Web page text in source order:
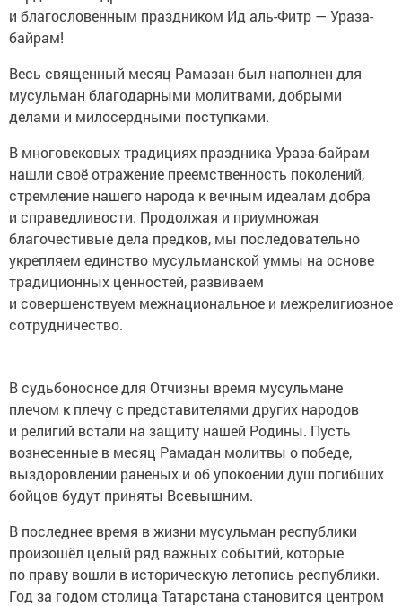
и благословенным праздником Ид аль-Фитр — Ураза-
байрам!
Весь священный месяц Рамазан был наполнен для
мусульман благодарными молитвами, добрыми
делами и милосердными поступками.
В многовековых традициях праздника Ураза-байрам
нашли своё отражение преемственность поколений,
стремление нашего народа к вечным идеалам добра
и справедливости. Продолжая и приумножая
благочестивые дела предков, мы последовательно
укрепляем единство мусульманской уммы на основе
традиционных ценностей, развиваем
и совершенствуем межнациональное и межрелигиозное
сотрудничество.
В судьбоносное для Отчизны время мусульмане
плечом к плечу с представителями других народов
и религий встали на защиту нашей Родины. Пусть
вознесенные в месяц Рамадан молитвы о победе,
выздоровлении раненых и об упокоении душ погибших
бойцов будут приняты Всевышним.
В последнее время в жизни мусульман республики
произошёл целый ряд важных событий, которые
по праву вошли в историческую летопись республики.
Год за годом столица Татарстана становится центром